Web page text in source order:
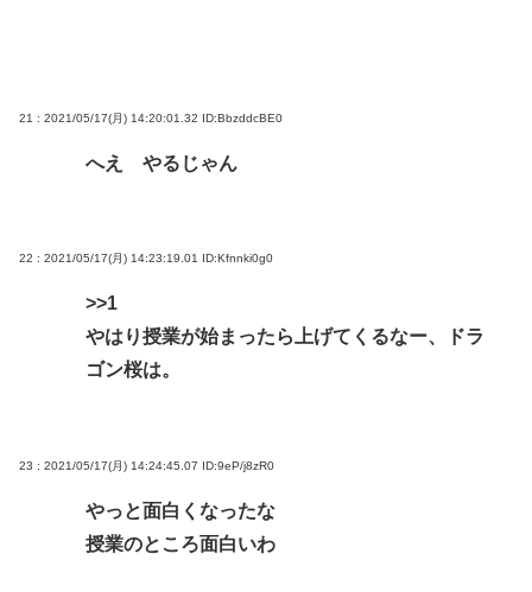
21 : 2021/05/17(月) 14:20:01.32 ID:BbzddcBE0
へえ やるじゃん
22 : 2021/05/17(月) 14:23:19.01 ID:Kfnnki0g0
>>1
やはり授業が始まったら上げてくるなー、ドラ
ゴン桜は。
23 : 2021/05/17(月) 14:24:45.07 ID:9eP/j8zR0
やっと面白くなったな
授業のところ面白いわ